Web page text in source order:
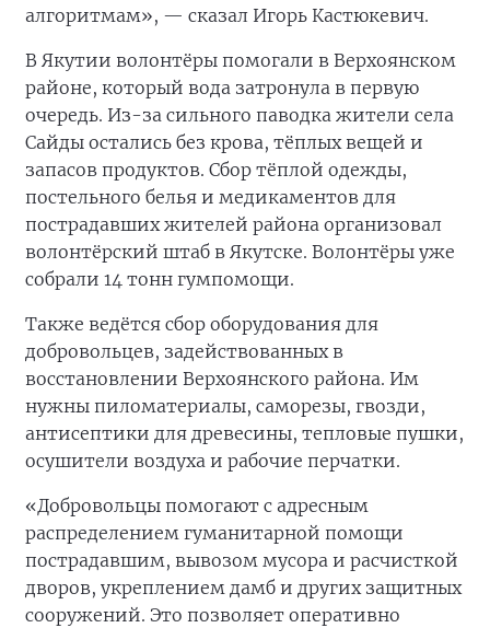
алгоритмам», — сказал Игорь Кастюкевич.
В Якутии волонтёры помогали в Верхоянском
районе, который вода затронула в первую
очередь. Из-за сильного паводка жители села
Сайды остались без крова, тёплых вещей и
запасов продуктов. Сбор тёплой одежды,
постельного белья и медикаментов для
пострадавших жителей района организовал
волонтёрский штаб в Якутске. Волонтёры уже
собрали 14 тонн гумпомощи.
Также ведётся сбор оборудования для
добровольцев, задействованных в
восстановлении Верхоянского района. Им
нужны пиломатериалы, саморезы, гвозди,
антисептики для древесины, тепловые пушки,
осушители воздуха и рабочие перчатки.
«Добровольцы помогают с адресным
распределением гуманитарной помощи
пострадавшим, вывозом мусора и расчисткой
дворов, укреплением дамб и других защитных
сооружений. Это позволяет оперативно